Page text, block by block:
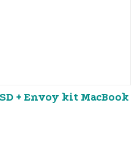
+ Envoy kit MacBook